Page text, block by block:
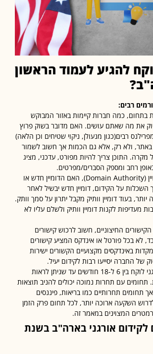
לעמוד הראשון
חברות קיימות באזור המבוקש
שאתם עושים. האם מדובר בשוק פרוץ
מנעולן, ניקוי שטיחים וכן הלאה)
רק, אלא גם הכמות אך חשוב לשמור
צריך להיות מפורט, עדכני, מציג
ומספק הסברים/מפרטים.
סמכות הדומיין (Domain Authority), האם הדומיין חדש או
על הקידום, דומיין חדש יבשיל לאחר
דומיין וותיק מקבל יתרון על סמך וותק.
לקנות דומיין וותיק ולשלם עליו לא
החיצוניים, חשוב לרכוש קישורים
פורטל או אינדקס המציע קישורים
מקצועיים הקשורים ישירות
יסייעו רבות לקידום יעיל.
בממוצע, קידום אורגני לוקח בין 6 ל-18 חודשים עד שניתן לראות
תחרות נמוכה יכולים להניב תוצאות
תחרותיים כמו בריאות, פיננסים
ארוכה יותר, לכל תחום פרק הזמן
במאמר זה.
אורגני בארה"ב בשנת